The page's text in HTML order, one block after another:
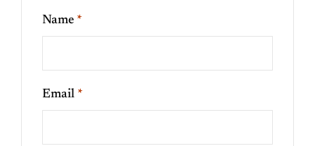
Name *
Email *